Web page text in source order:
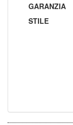
GARANZIA
STILE